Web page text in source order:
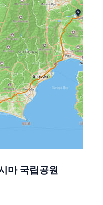
마 국립공원